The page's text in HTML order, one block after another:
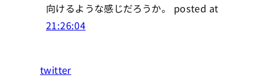
向けるような感じだろうか。 posted at
21:26:04
twitter